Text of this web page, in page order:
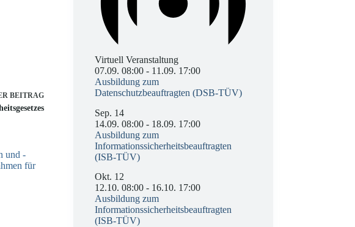
BEITRAG
Virtuell Veranstaltung
07.09. 08:00 - 11.09. 17:00
Ausbildung zum
Datenschutzbeauftragten (DSB-TÜV)
Sep. 14
14.09. 08:00 - 18.09. 17:00
Ausbildung zum
Informationssicherheitsbeauftragten
(ISB-TÜV)
Okt. 12
12.10. 08:00 - 16.10. 17:00
Ausbildung zum
Informationssicherheitsbeauftragten
(ISB-TÜV)